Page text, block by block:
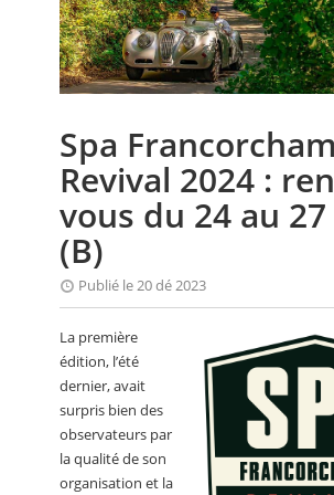
CALENDRIER
FOCUS
ANNUAIRES
PETITES ANNONCES
Spa
Revival 2024 :
vous du 24 au
(B)
Publié le 20 dé 2023
La première
édition, l’été
dernier, avait
surpris bien des
observateurs par
la qualité de son
organisation et la